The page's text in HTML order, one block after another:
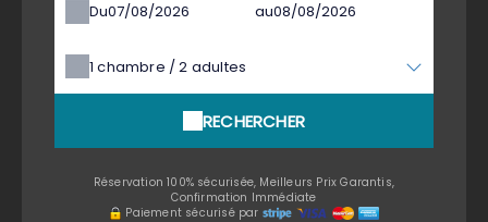
Du au
1chambre /2 adultes
RECHERCHER
Réservation 100% sécurisée, Meilleurs Prix Garantis,
Confirmation Immédiate
Paiement sécurisé par